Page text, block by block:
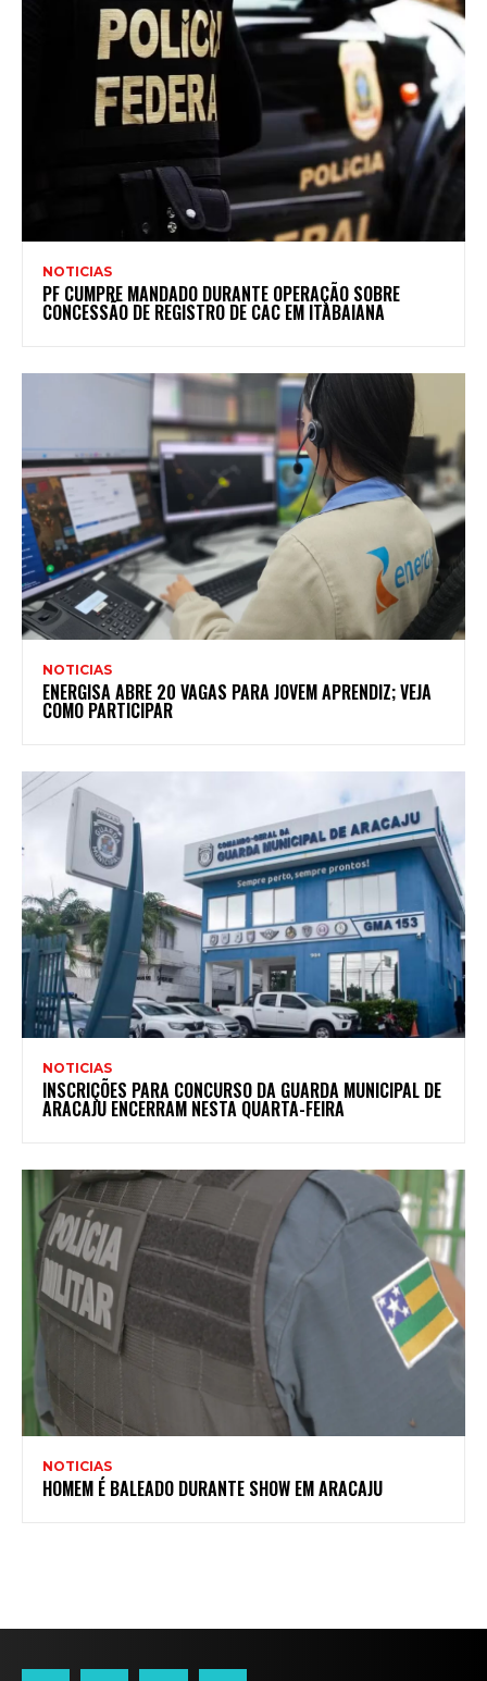
NOTICIAS
PF CUMPRE MANDADO DURANTE OPERAÇÃO SOBRE
CONCESSÃO DE REGISTRO DE CAC EM ITABAIANA
NOTICIAS
ENERGISA ABRE 20 VAGAS PARA JOVEM APRENDIZ; VEJA
COMO PARTICIPAR
NOTICIAS
INSCRIÇÕES PARA CONCURSO DA GUARDA MUNICIPAL DE
ARACAJU ENCERRAM NESTA QUARTA-FEIRA
NOTICIAS
HOMEM É BALEADO DURANTE SHOW EM ARACAJU